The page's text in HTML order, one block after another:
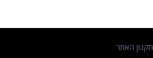
תקנון האתר